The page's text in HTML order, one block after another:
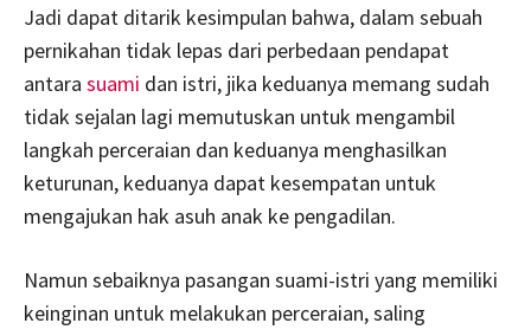
Jadi dapat ditarik kesimpulan bahwa, dalam sebuah
pernikahan tidak lepas dari perbedaan pendapat
antara suami dan istri, jika keduanya memang sudah
tidak sejalan lagi memutuskan untuk mengambil
langkah perceraian dan keduanya menghasilkan
keturunan, keduanya dapat kesempatan untuk
mengajukan hak asuh anak ke pengadilan.
Namun sebaiknya pasangan suami-istri yang memiliki
keinginan untuk melakukan perceraian, saling